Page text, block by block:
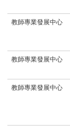
教師專業發展中心
教師專業發展中心
教師專業發展中心